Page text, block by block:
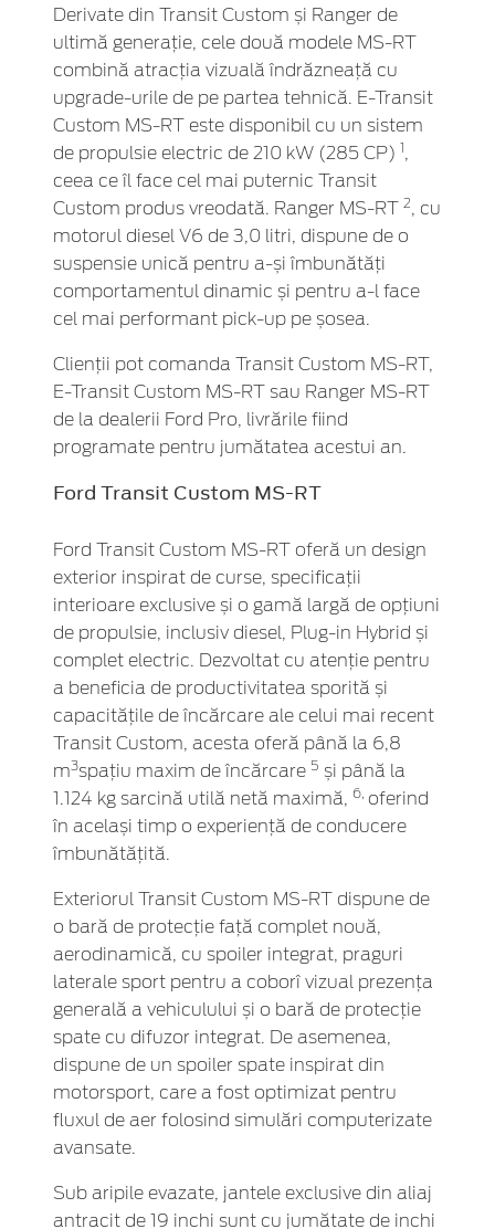
Derivate din Transit Custom și Ranger de
ultimă generație, cele două modele MS-RT
combină atracția vizuală îndrăzneață cu
upgrade-urile de pe partea tehnică. E-Transit
Custom MS-RT este disponibil cu un sistem
de propulsie electric de 210 kW (285 CP)
,
ceea ce îl face cel mai puternic Transit
Custom produs vreodată. Ranger MS-RT
2, cu
motorul diesel V6 de 3,0 litri, dispune de o
suspensie unică pentru a-și îmbunătăți
comportamentul dinamic și pentru a-l face
cel mai performant pick-up pe șosea.
Clienții pot comanda Transit Custom MS-RT,
E-Transit Custom MS-RT sau Ranger MS-RT
de la dealerii Ford Pro, livrările fiind
programate pentru jumătatea acestui an.
Ford Transit Custom MS-RT
Ford Transit Custom MS-RT oferă un design
exterior inspirat de curse, specificații
interioare exclusive și o gamă largă de opțiuni
de propulsie, inclusiv diesel, Plug-in Hybrid și
complet electric. Dezvoltat cu atenție pentru
a beneficia de productivitatea sporită și
capacitățile de încărcare ale celui mai recent
Transit Custom, acesta oferă până la 6,8
m3spațiu maxim de încărcare 5 și până la
1.124 kg sarcină utilă netă maximă, 6, oferind
în același timp o experiență de conducere
îmbunătățită.
Exteriorul Transit Custom MS-RT dispune de
o bară de protecție față complet nouă,
aerodinamică, cu spoiler integrat, praguri
laterale sport pentru a coborî vizual prezența
generală a vehiculului și o bară de protecție
spate cu difuzor integrat. De asemenea,
dispune de un spoiler spate inspirat din
motorsport, care a fost optimizat pentru
fluxul de aer folosind simulări computerizate
avansate.
Sub aripile evazate, jantele exclusive din aliaj
antracit de 19 inchi sunt cu jumătate de inchi